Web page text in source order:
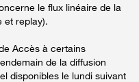
le flux linéaire de la
et replay).
Accès à certains
de la diffusion
disponibles le lundi suivant